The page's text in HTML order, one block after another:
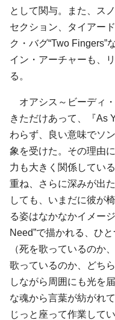
として関与。また、ス
セクション、タイアー
ク・バグ“Two Fingers”
イン・アーチャーも、
る。
オアシス～ビーディ
きただけあって、『As
わらず、良い意味でソ
象を受けた。その理由
力も大きく関係してい
重ね、さらに深みが出
しても、いまだに彼が
る姿はなかなかイメー
Need”で描かれる、ひ
（死を歌っているのか
歌っているのか、どち
しながら周囲にも光を
な魂から言葉が紡がれ
じっと座って作業して